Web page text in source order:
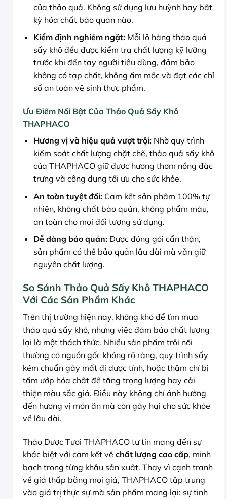
của thảo quả. Không sử dụng lưu huỳnh hay bất
kỳ hóa chất bảo quản nào.
Kiểm định nghiêm ngặt:Mỗi lô hàng thảo quả
sấy khô đều được kiểm tra chất lượng kỹ lưỡng
trước khi đến tay người tiêu dùng, đảm bảo
không có tạp chất, không ẩm mốc và đạt các chỉ
số an toàn vệ sinh thực phẩm.
Ưu Điểm Nổi Bật Của Thảo Quả Sấy Khô
THAPHACO
Hương vị và hiệu quả vượt trội:Nhờ quy trình
kiểm soát chất lượng chặt chẽ, thảo quả sấy khô
của THAPHACO giữ được hương thơm nồng đặc
trưng và công dụng tối ưu cho sức khỏe.
An toàn tuyệt đối:Cam kết sản phẩm 100% tự
nhiên, không chất bảo quản, không phẩm màu,
an toàn cho mọi đối tượng sử dụng.
Dễ dàng bảo quản:Được đóng gói cẩn thận,
sản phẩm có thể bảo quản lâu dài mà vẫn giữ
nguyên chất lượng.
So Sánh Thảo Quả Sấy Khô THAPHACO
Với Các Sản Phẩm Khác
Trên thị trường hiện nay, không khó để tìm mua
thảo quả sấy khô, nhưng việc đảm bảo chất lượng
lại là một thách thức. Nhiều sản phẩm trôi nổi
thường có nguồn gốc không rõ ràng, quy trình sấy
kém chuẩn gây mất đi dược tính, hoặc thậm chí bị
tẩm ướp hóa chất để tăng trọng lượng hay cải
thiện màu sắc giả. Điều này không chỉ ảnh hưởng
đến hương vị món ăn mà còn gây hại cho sức khỏe
về lâu dài.
Thảo Dược Tươi THAPHACO tự tin mang đến sự
khác biệt với cam kết về chất lượng cao cấp, minh
bạch trong từng khâu sản xuất. Thay vì cạnh tranh
về giá thấp bằng mọi giá, THAPHACO tập trung
vào giá trị thực sự mà sản phẩm mang lại: sự tinh